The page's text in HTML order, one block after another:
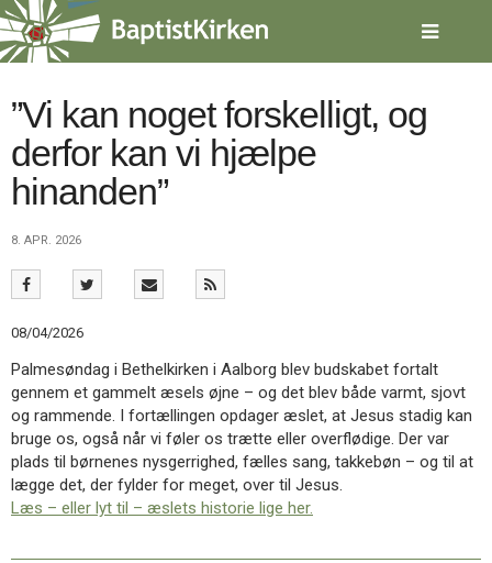
Spring
menu
over
gå
indholdVend
tilbage
1.0:
Forside
Kalender
5.0:
Værktøjskassen
7.0:
Om
BaptistKirken
8.0:
Kontakt
9.0:
Forside
10.0:
Nyheder
11.0:
Kalender
”Vi kan noget forskelligt, og
derfor kan vi hjælpe
hinanden”
8. APR. 2026
08/04/2026
Palmesøndag i Bethelkirken i Aalborg blev budskabet fortalt
gennem et gammelt æsels øjne – og det blev både varmt, sjovt
og rammende. I fortællingen opdager æslet, at Jesus stadig kan
bruge os, også når vi føler os trætte eller overflødige. Der var
plads til børnenes nysgerrighed, fælles sang, takkebøn – og til at
lægge det, der fylder for meget, over til Jesus.
Læs – eller lyt til – æslets historie lige her.